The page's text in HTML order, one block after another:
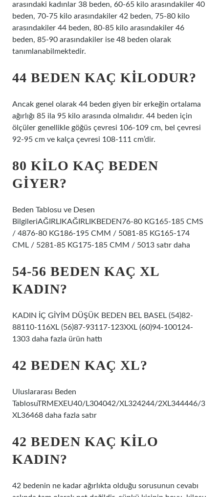
arasındaki kadınlar 38 beden, 60-65 kilo arasındakiler 40
beden, 70-75 kilo arasındakiler 42 beden, 75-80 kilo
arasındakiler 44 beden, 80-85 kilo arasındakiler 46
beden, 85-90 arasındakiler ise 48 beden olarak
tanımlanabilmektedir.
44 BEDEN KAÇ KILODUR?
Ancak genel olarak 44 beden giyen bir erkeğin ortalama
ağırlığı 85 ila 95 kilo arasında olmalıdır. 44 beden için
ölçüler genellikle göğüs çevresi 106-109 cm, bel çevresi
92-95 cm ve kalça çevresi 108-111 cm’dir.
80 KILO KAÇ BEDEN
GIYER?
Beden Tablosu ve Desen
BilgileriAĞIRLIKAĞIRLIKBEDEN76-80 KG165-185 CMS
/ 4876-80 KG186-195 CMM / 5081-85 KG165-174
CML / 5281-85 KG175-185 CMM / 5013 satır daha
54-56 BEDEN KAÇ XL
KADIN?
KADIN İÇ GİYİM DÜŞÜK BEDEN BEL BASEL (54)82-
88110-116XL (56)87-93117-123XXL (60)94-100124-
1303 daha fazla ürün hattı
42 BEDEN KAÇ XL?
Uluslararası Beden
TablosuTRMEXEU40/L304042/XL324244/2XL344446/3
XL36468 daha fazla satır
42 BEDEN KAÇ KILO
KADIN?
42 bedenin ne kadar ağırlıkta olduğu sorusunun cevabı